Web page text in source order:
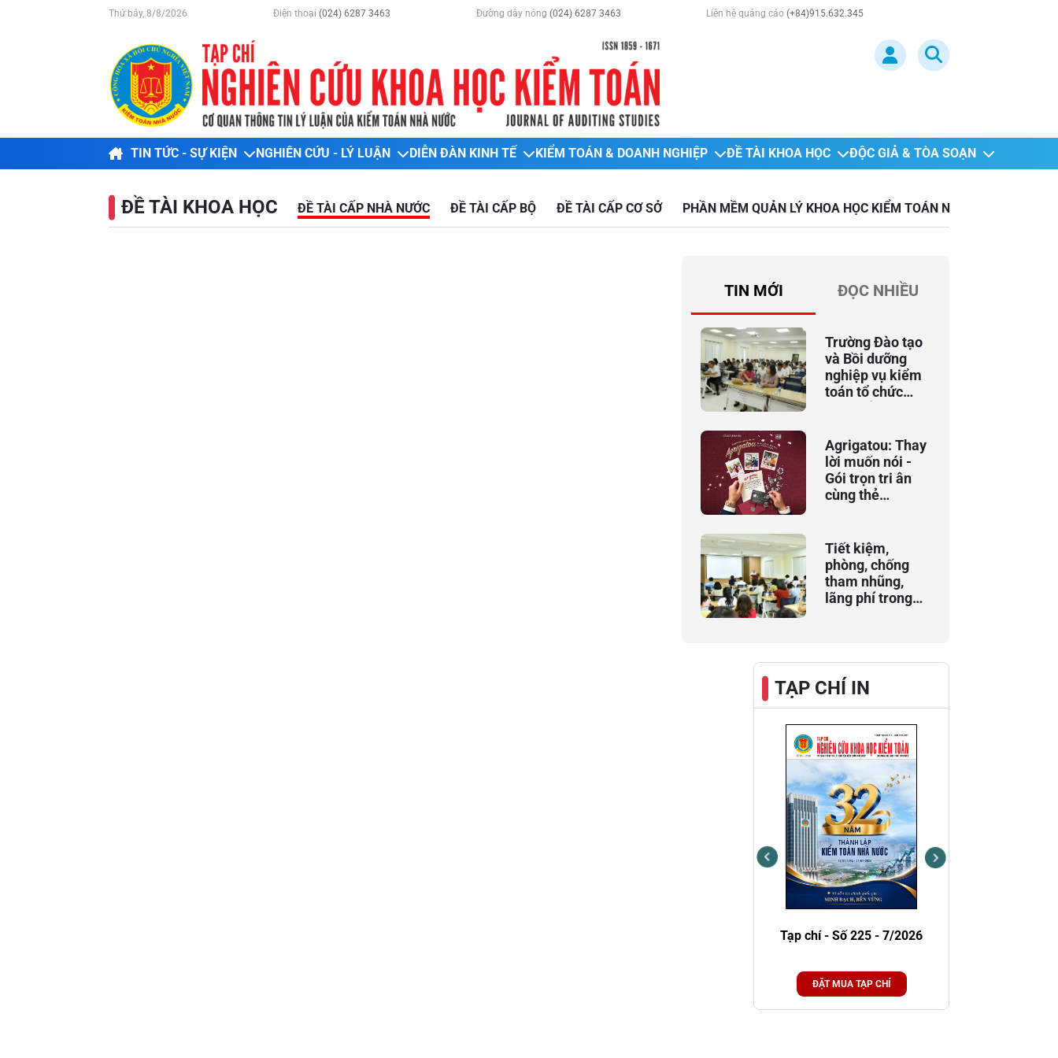
Thứ bảy, 8/8/2026 Điện thoại (024) 6287 3463 Đường dây nóng (024) 6287 3463 Liên hệ quảng cáo(+84)915.632.345
TIN TỨC - SỰ KIỆN NGHIÊN CỨU - LÝ LUẬN DIỄN ĐÀN KINH TẾ KIỂM TOÁN & DOANH NGHIỆP ĐỀ TÀI KHOA HỌC ĐỘC GIẢ & TÒA SOẠN
ĐỀ TÀI KHOA HỌC ĐỀ TÀI CẤP NHÀ NƯỚC ĐỀ TÀI CẤP BỘ ĐỀ TÀI CẤP CƠ SỞ PHẦN MỀM QUẢN LÝ KHOA HỌC KIỂM TOÁN NHÀ NƯỚC
TIN MỚI ĐỌC NHIỀU
Trường Đào tạo
và Bồi dưỡng
nghiệp vụ kiểm
toán tổ chức
dưỡng chuyên
đề “An toàn vốn
và xếp hạng
ngân hàng
thương mại”
Agrigatou: Thay
lời muốn nói -
Gói trọn tri ân
cùng thẻ
Tiết kiệm,
phòng, chống
tham nhũng,
lãng phí trong
TẠP CHÍ IN
Tạp chí - Số 225 - 7/2026
ĐẶT MUA TẠP CHÍ